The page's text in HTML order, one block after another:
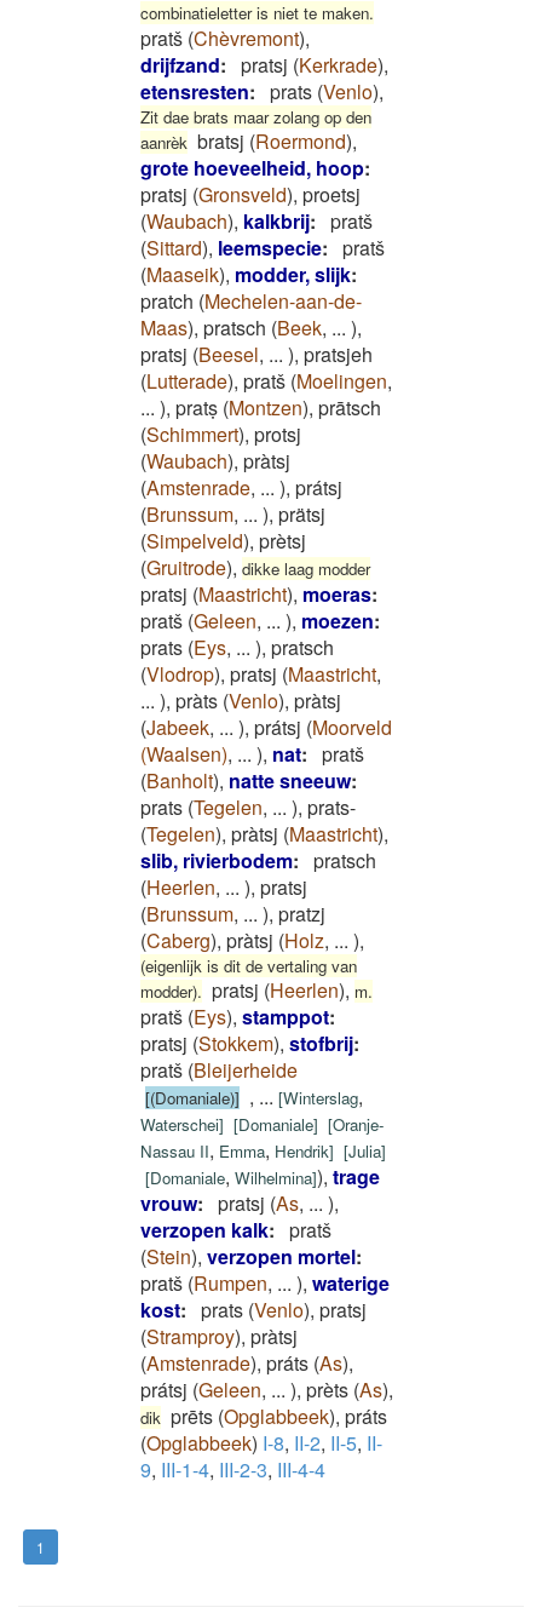
combinatieletter is niet te maken.
pratš (Chèvremont),
drijfzand: pratsj (Kerkrade),
etensresten: prats (Venlo),
Zit dae brats maar zolang op den
aanrèk bratsj (Roermond),
grote hoeveelheid, hoop:
pratsj (Gronsveld), proetsj
(Waubach), kalkbrij: pratš
(Sittard), leemspecie: pratš
(Maaseik), modder, slijk:
pratch (Mechelen-aan-de-
Maas), pratsch (Beek, ... ),
pratsj (Beesel, ... ), pratsjeh
(Lutterade), pratš (Moelingen,
... ), pratṣ (Montzen), prātsch
(Schimmert), protsj
(Waubach), pràtsj
(Amstenrade, ... ), prátsj
(Brunssum, ... ), prätsj
(Simpelveld), prètsj
(Gruitrode), dikke laag modder
pratsj (Maastricht), moeras:
pratš (Geleen, ... ), moezen:
prats (Eys, ... ), pratsch
(Vlodrop), pratsj (Maastricht,
... ), pràts (Venlo), pràtsj
(Jabeek, ... ), prátsj (Moorveld
(Waalsen), ... ), nat: pratš
(Banholt), natte sneeuw:
prats (Tegelen, ... ), prats-
(Tegelen), pràtsj (Maastricht),
slib, rivierbodem: pratsch
(Heerlen, ... ), pratsj
(Brunssum, ... ), pratzj
(Caberg), pràtsj (Holz, ... ),
(eigenlijk is dit de vertaling van
modder). pratsj (Heerlen), m.
pratš (Eys), stamppot:
pratsj (Stokkem), stofbrij:
pratš (Bleijerheide
[(Domaniale)] , ... [Winterslag,
Waterschei] [Domaniale] [Oranje-
Nassau II, Emma, Hendrik] [Julia]
[Domaniale, Wilhelmina]), trage
vrouw: pratsj (As, ... ),
verzopen kalk: pratš
(Stein), verzopen mortel:
pratš (Rumpen, ... ), waterige
kost: prats (Venlo), pratsj
(Stramproy), pràtsj
(Amstenrade), práts (As),
prátsj (Geleen, ... ), prèts (As),
dik prēts (Opglabbeek), práts
(Opglabbeek) I-8, II-2, II-5, II-
9, III-1-4, III-2-3, III-4-4
1